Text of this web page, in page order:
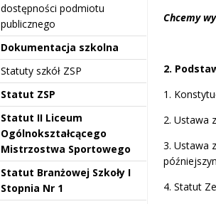
dostępności podmiotu
publicznego
Dokumentacja szkolna
Statuty szkół ZSP
Statut ZSP
Statut II Liceum
Ogólnokształcącego
Mistrzostwa Sportowego
Statut Branżowej Szkoły I
Stopnia Nr 1
Chcemy
2.
1.
2. Ustawa
3. Ustawa
4. Statut